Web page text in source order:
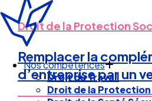
Nos compétences
Droit du Travail
Droit de la Protection
Droit de la Protection
Remplacer la
d’entreprise par un